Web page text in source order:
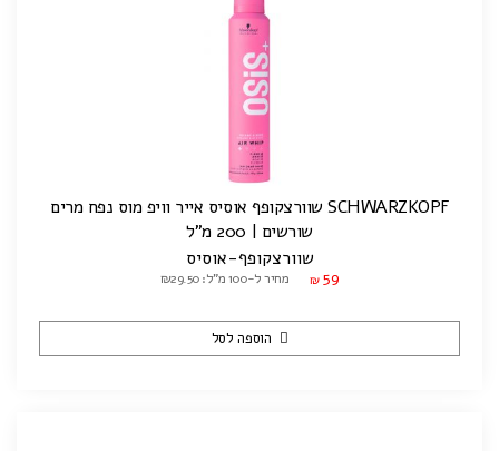
SCHWARZKOPF שוורצקופף אוסיס אייר וויפ מוס נפח מרים
שורשים | 200 מ"ל
שוורצקופף-אוסיס
₪ 59 מחיר ל-100 מ"ל: ₪29.50
הוספה לסל